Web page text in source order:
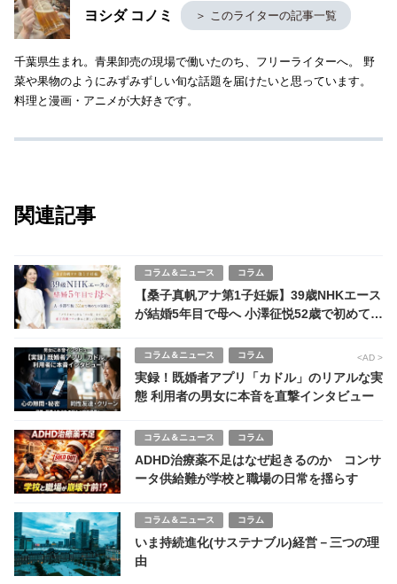
ヨシダ コノミ ＞ このライターの記事一覧
千葉県生まれ。青果卸売の現場で働いたのち、フリーライターへ。 野
菜や果物のようにみずみずしい旬な話題を届けたいと思っています。
料理と漫画・アニメが大好きです。
関連記事
コラム＆ニュース コラム
【桑子真帆アナ第1子妊娠】39歳NHKエース
が結婚5年目で母へ 小澤征悦52歳で初めての
コラム＆ニュース コラム
実録！既婚者アプリ「カドル」のリアルな実
態 利用者の男女に本音を直撃インタビュー
<AD >
コラム＆ニュース コラム
ADHD治療薬不足はなぜ起きるのか コンサ
ータ供給難が学校と職場の日常を揺らす
コラム＆ニュース コラム
いま持続進化(サステナブル)経営－三つの理
由